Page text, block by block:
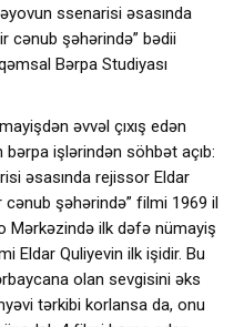
ssenarisi əsasında
cənub şəhərində” bədii
Bərpa Studiyası
əvvəl çıxış edən
işlərindən söhbət açıb:
əsasında rejissor Eldar
cənub şəhərində” filmi 1969 il
Mərkəzində ilk dəfə nümayiş
Eldar Quliyevin ilk işidir. Bu
olan sevgisini əks
tərkibi korlansa da, onu